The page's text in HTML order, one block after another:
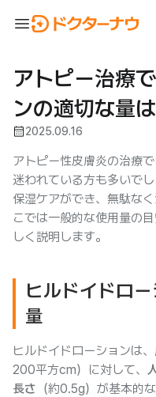
menu
アトピー治療
ンの適切な量は
calendar_month2025.09.16
アトピー性皮膚炎の治療
迷われている方も多いで
保湿ケアができ、無駄な
こでは一般的な使用量の
しく説明します。
ヒルドイドロ
量
ヒルドイドローションは
200平方cm）に対して、
長さ （約0.5g）が基本的